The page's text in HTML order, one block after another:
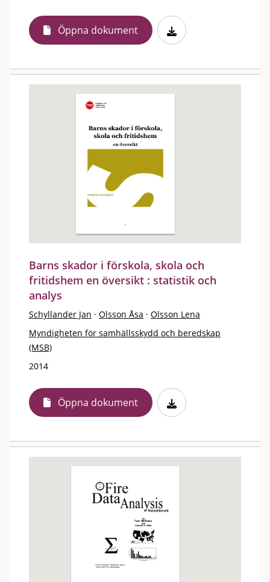
Öppna dokument
Barns skador i förskola, skola och
fritidshem en översikt : statistik och
analys
Schyllander Jan · Olsson Åsa · Olsson Lena
Myndigheten för samhällsskydd och beredskap
(MSB)
2014
Öppna dokument